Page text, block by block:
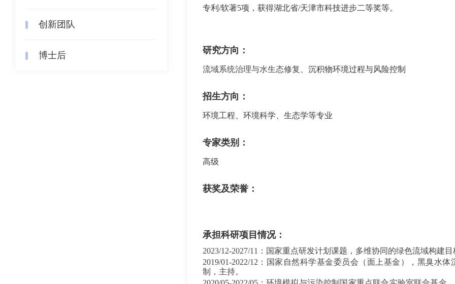
创新团队
博士后
专利 /软著5项，获得湖北省/天津市科技进步二等奖等。
研究方向：
流域系统治理与水生态修复、 沉积物环境过程与风险控制
招生方向：
环境工程、环境科学、生态学等专业
专家类别：
高级
获奖及荣誉：
承担科研项目情况：
2023/12-2027/11 ：国家重点研发计划课题，多维协同的绿色流域构建目
2019/01-2022/12 ：国家自然科学基金委员会（面上基金），黑臭水
制，主持。